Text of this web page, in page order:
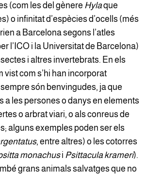
(com les del gènere Hylaque
o infinitat d’espècies d’ocells (més
a Barcelona segons l’atles
l’ICO i la Universitat de Barcelona)
i altres invertebrats. En els
vist com s’hi han incorporat
són benvingudes, ja que
a les persones o danys en elements
o arbrat viari, o als conreus de
alguns exemples poden ser els
, entre altres) o les cotorres
monachusi Psittacula krameri).
grans animals salvatges que no